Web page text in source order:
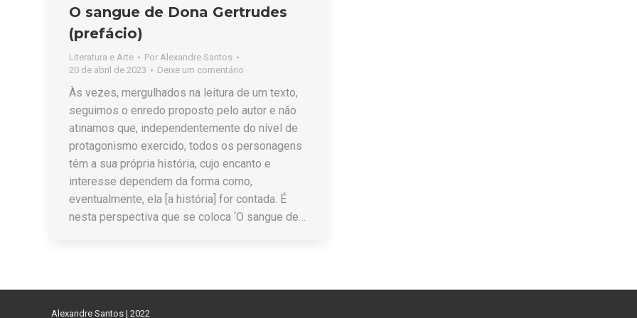
O sangue de Dona Gertrudes
(prefácio)
Literatura e Arte Por Alexandre Santos
20 de abril de 2023
Deixe um comentário
Às vezes, mergulhados na leitura de um texto,
seguimos o enredo proposto pelo autor e não
atinamos que, independentemente do nível de
protagonismo exercido, todos os personagens
têm a sua própria história, cujo encanto e
interesse dependem da forma como,
eventualmente, ela [a história] for contada. É
nesta perspectiva que se coloca ‘O sangue de…
Alexandre Santos | 2022